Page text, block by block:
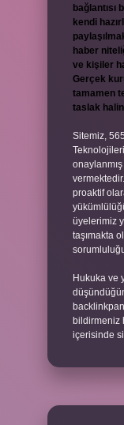
bağlantısı
kendi
haber
ve kişiler
Gerçek
tamamen
taslak
Sitemiz,
proaktif
üyelerimiz
taşımakta
Hukuka ve
bildirmeniz
içerisinde